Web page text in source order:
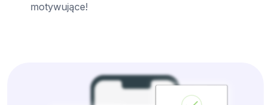
motywujące!